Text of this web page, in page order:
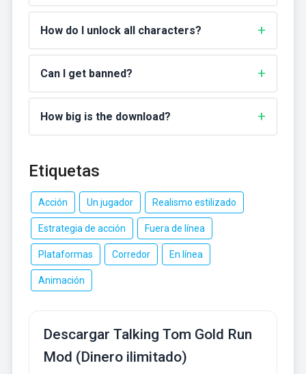
How do I unlock all characters?
Can I get banned?
How big is the download?
Etiquetas
Acción Un jugador Realismo estilizado
Estrategia de acción Fuera de línea
Plataformas Corredor En línea
Animación
Descargar Talking Tom Gold Run
Mod (Dinero ilimitado)